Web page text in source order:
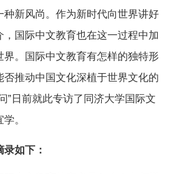
种新风尚。作为新时代向世界讲好
，国际中文教育也在这一过程中加
界。国际中文教育有怎样的独特形
否推动中国文化深植于世界文化的
”日前就此专访了同济大学国际文
。
如下：